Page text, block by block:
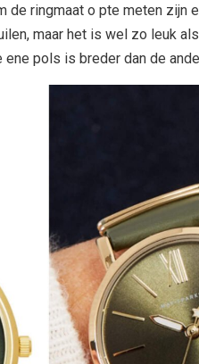
de ringmaat o pte meten zijn
maar het is wel zo leuk
ene pols is breder dan de